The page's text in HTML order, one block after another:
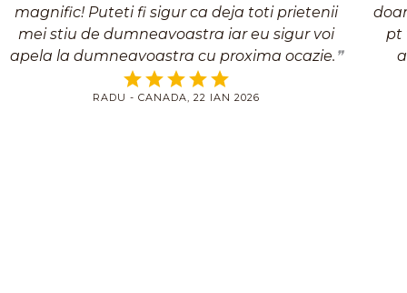
magnific! Puteti fi sigur ca deja toti prietenii
mei stiu de dumneavoastra iar eu sigur voi
apela la dumneavoastra cu proxima ocazie.
RADU - CANADA, 22 IAN 2026
pt